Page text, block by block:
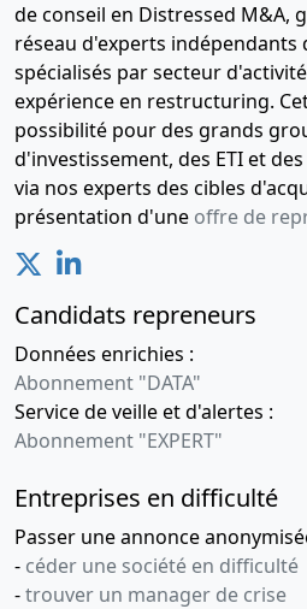
de conseil en Distressed M&A,
réseau d'experts indépendants
spécialisés par secteur
expérience en restructuring.
possibilité pour des grands
d'investissement, des ETI et
via nos experts des cibles
présentation d'une offre de
Candidats repreneurs
Données enrichies :
Abonnement "DATA"
Service de veille et d'alertes :
Abonnement "EXPERT"
Entreprises en difficulté
Passer une annonce
- céder une société en difficulté
-trouver un manager de crise